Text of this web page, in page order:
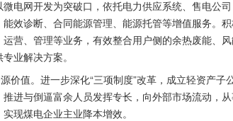
电网开发为突破口，依托电力供应系统、售电公
效诊断、合同能源管理、能源托管等增值服务。
营、管理等业务，有效整合用户侧的余热废能、
业解决方案。
价值。进一步深化“三项制度”改革，成立轻资产子
进与倒逼富余人员发挥专长，向外部市场流动，
现煤电企业主业降本增效。